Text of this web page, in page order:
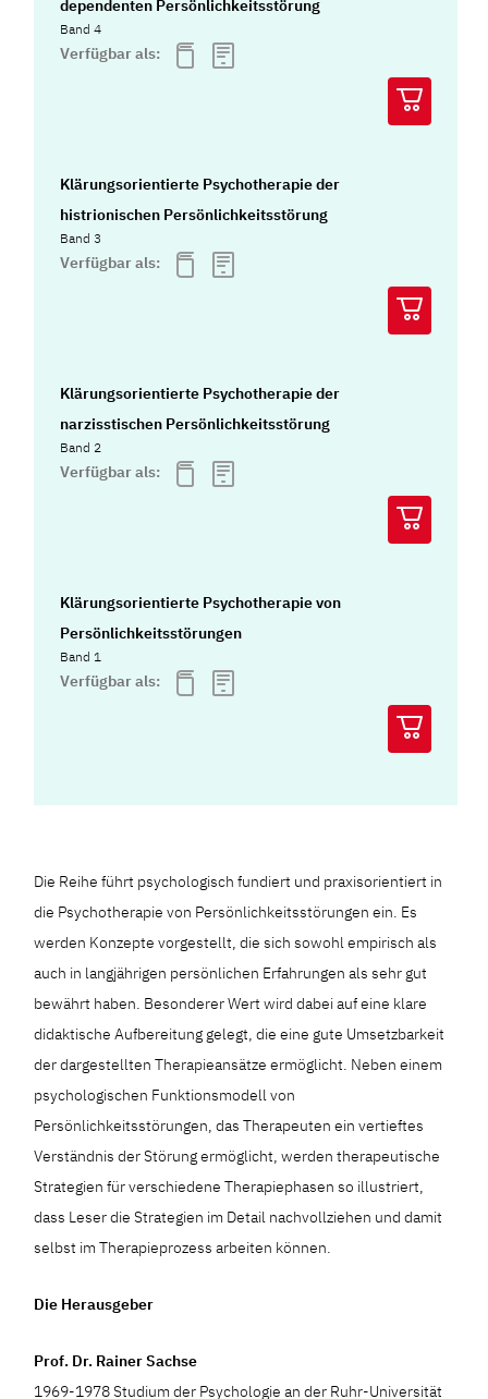
dependenten Persönlichkeitsstörung
Band 4
Verfügbar als:
Klärungsorientierte Psychotherapie der
histrionischen Persönlichkeitsstörung
Band 3
Verfügbar als:
Klärungsorientierte Psychotherapie der
narzisstischen Persönlichkeitsstörung
Band 2
Verfügbar als:
Klärungsorientierte Psychotherapie von
Persönlichkeitsstörungen
Band 1
Verfügbar als:
Die Reihe führt psychologisch fundiert und praxisorientiert in
die Psychotherapie von Persönlichkeitsstörungen ein. Es
werden Konzepte vorgestellt, die sich sowohl empirisch als
auch in langjährigen persönlichen Erfahrungen als sehr gut
bewährt haben. Besonderer Wert wird dabei auf eine klare
didaktische Aufbereitung gelegt, die eine gute Umsetzbarkeit
der dargestellten Therapieansätze ermöglicht. Neben einem
psychologischen Funktionsmodell von
Persönlichkeitsstörungen, das Therapeuten ein vertieftes
Verständnis der Störung ermöglicht, werden therapeutische
Strategien für verschiedene Therapiephasen so illustriert,
dass Leser die Strategien im Detail nachvollziehen und damit
selbst im Therapieprozess arbeiten können.
Die Herausgeber
Prof. Dr. Rainer Sachse
1969-1978 Studium der Psychologie an der Ruhr-Universität